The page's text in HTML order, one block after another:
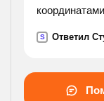
S Ответил